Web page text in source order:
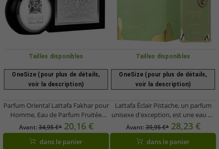
Tailles disponibles
OneSize (pour plus de détails,
voir la description)
Parfum Oriental Lattafa Fakhar pour
Homme, Eau de Parfum Fruitée
Pétillante 100ml Argent/Noir
Avant:34,95 €* 20,16 €
dans le panier
Tailles disponibles
OneSize (pour plus de détails,
voir la description)
Lattafa Éclair Pistache, un parfum
unisexe d'exception, est une eau de
toilette douce et crémeuse pour
femme et homme, 100 ml, flacon
vert.
Avant:39,95 €* 28,23 €
dans le panier